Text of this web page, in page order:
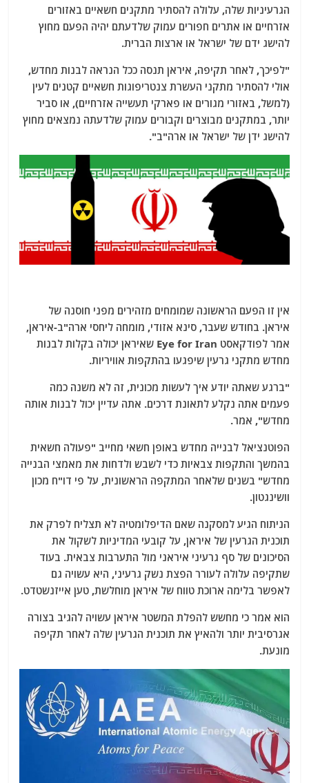
הגרעיניות שלה, עלולה להסתיר מתקנים חשאיים באזורים
אזרחיים או אתרים חפורים עמוק שלדעתם יהיה הפעם מחוץ
להישג ידם של ישראל או ארצות הברית.
"לפיכך, לאחר תקיפה, איראן תנסה ככל הנראה לבנות מחדש,
אולי להסתיר מתקני העשרת צנטריפוגות חשאיים קטנים לעין
(למשל, באזורי מגורים או פארקי תעשייה אזרחיים), או סביר
יותר, במתקנים מבוצרים וקבורים עמוק שלדעתה נמצאים מחוץ
להישג ידן של ישראל או ארה"ב".
אין זו הפעם הראשונה שמומחים מזהירים מפני חוסנה של
איראן. בחודש שעבר, סינא אזודי, מומחה ליחסי ארה"ב-איראן,
אמר לפודקאסט Eye for Iran שאיראן יכולה בקלות לבנות
מחדש מתקני גרעין שיפגעו בהתקפות אוויריות.
"ברגע שאתה יודע איך לעשות מכונית, זה לא משנה כמה
פעמים אתה נקלע לתאונת דרכים. אתה עדיין יכול לבנות אותה
מחדש", אמר.
הפוטנציאל לבנייה מחדש באופן חשאי מחייב "פעולה חשאית
בהמשך והתקפות צבאיות כדי לשבש ולדחות את מאמצי הבנייה
מחדש" בשנים שלאחר המתקפה הראשונית, על פי דו"ח מכון
וושינגטון.
הניתוח הגיע למסקנה שאם הדיפלומטיה לא תצליח לפרק את
תוכנית הגרעין של איראן, על קובעי המדיניות לשקול את
הסיכונים של סף גרעיני איראני מול התערבות צבאית. בעוד
שתקיפה עלולה לעורר הפצת נשק גרעיני, היא עשויה גם
לאפשר בלימה ארוכת טווח של איראן מוחלשת, טען אייזנשטדט.
הוא אמר כי מחשש להפלת המשטר איראן עשויה להגיב בצורה
אגרסיבית יותר ולהאיץ את תוכנית הגרעין שלה לאחר תקיפה
מונעת.